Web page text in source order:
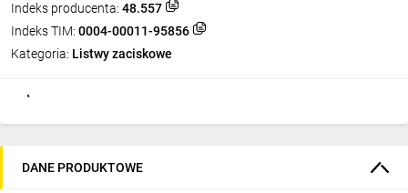
Indeks producenta: 48.557
Indeks TIM: 0004-00011-95856
Kategoria: Listwy zaciskowe
DANE PRODUKTOWE